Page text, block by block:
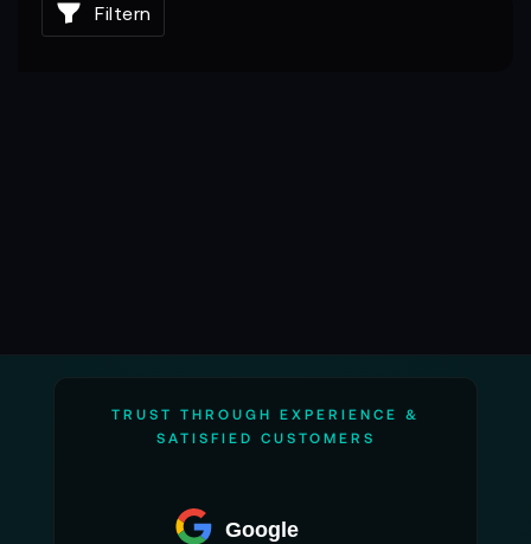
Filtern
TRUST THROUGH EXPERIENCE &
SATISFIED CUSTOMERS
Google